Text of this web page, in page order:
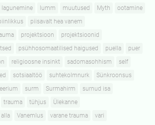
lagunemine lumm muutused Myth
ootamine
piisavalt hea vanem
projektsioon
projektsioonid
psühhosomaatilised haigused puella
puer
religioosne insinkt sadomasohhism
self
sotsiaaltöö suhtekolmnurk
Sünkroonsus
surm Surmahirm
surnud isa
trauma tühjus
Ülekanne
Vanemlus varane trauma
vari